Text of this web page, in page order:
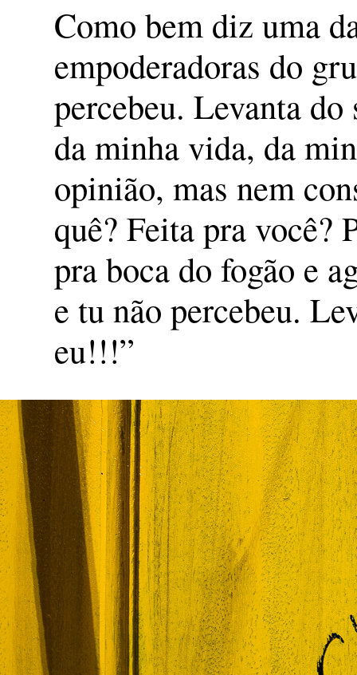
Como bem diz uma
empoderadoras do
percebeu. Levanta
da minha vida, da
opinião, mas nem
quê? Feita pra você?
pra boca do fogão e
e tu não percebeu.
eu!!!”